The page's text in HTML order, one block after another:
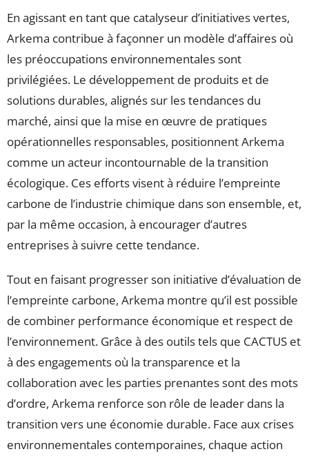
En agissant en tant que catalyseur d’initiatives vertes,
Arkema contribue à façonner un modèle d’affaires où
les préoccupations environnementales sont
privilégiées. Le développement de produits et de
solutions durables, alignés sur les tendances du
marché, ainsi que la mise en œuvre de pratiques
opérationnelles responsables, positionnent Arkema
comme un acteur incontournable de la transition
écologique. Ces efforts visent à réduire l’empreinte
carbone de l’industrie chimique dans son ensemble, et,
par la même occasion, à encourager d’autres
entreprises à suivre cette tendance.
Tout en faisant progresser son initiative d’évaluation de
l’empreinte carbone, Arkema montre qu’il est possible
de combiner performance économique et respect de
l’environnement. Grâce à des outils tels que CACTUS et
à des engagements où la transparence et la
collaboration avec les parties prenantes sont des mots
d’ordre, Arkema renforce son rôle de leader dans la
transition vers une économie durable. Face aux crises
environnementales contemporaines, chaque action